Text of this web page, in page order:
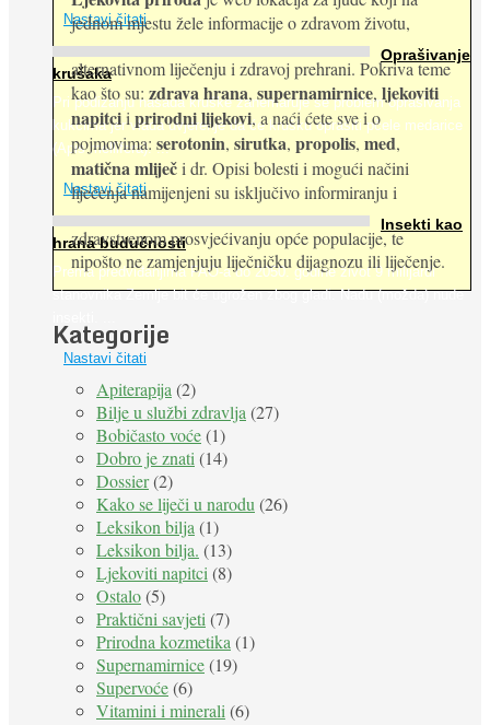
Nastavi čitati
Oprašivanje
krušaka
Pri podizanju nasada kruške zanemaruje se problem oprašivanja
kukcima jer vlada uvjerenje da će krušku oprašiti pčele medarice
(Apis mellifera). ...
Nastavi čitati
Insekti kao
hrana budućnosti
Prema predviđanjima FAO-a do 2050. godine život 9 milijardi
stanovnika Zemlje bit će ugrožen zbog gladi. Nadu (možda) nude
Nastavi čitati
jednom mjestu žele informacije o zdravom životu,
alternativnom liječenju i zdravoj prehrani. Pokriva teme
kao što su: zdrava hrana, supernamirnice, ljekoviti
napitciiprirodni lijekovi, a naći ćete sve i o
pojmovima: serotonin, sirutka, propolis, med,
matična mliječi dr. Opisi bolesti i mogući načini
liječenja namijenjeni su isključivo informiranju i
zdravstvenom prosvjećivanju opće populacije, te
nipošto ne zamjenjuju liječničku dijagnozu ili liječenje.
Kategorije
Apiterapija(2)
Bilje u službi zdravlja(27)
Bobičasto voće(1)
Dobro je znati(14)
Dossier(2)
Kako se liječi u narodu(26)
Leksikon bilja(1)
Leksikon bilja. (13)
Ljekoviti napitci(8)
Ostalo(5)
Praktični savjeti(7)
Prirodna kozmetika(1)
Supernamirnice(19)
Supervoće(6)
Vitamini i minerali(6)